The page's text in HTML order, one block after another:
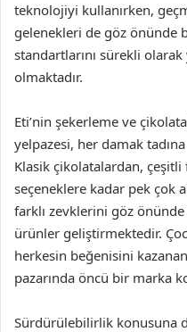
teknolojiyi kullanırken,
gelenekleri de göz önünde
standartlarını sürekli
olmaktadır.
Eti’nin şekerleme ve
yelpazesi, her damak
Klasik çikolatalardan, çeşitli
seçeneklere kadar pek çok
farklı zevklerini göz
ürünler geliştirmektedir.
herkesin beğenisini
pazarında öncü bir marka
Sürdürülebilirlik konusuna